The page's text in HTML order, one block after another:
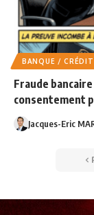
BANQUE / CRÉDIT
Fraude
consentement
Jacques-Eric